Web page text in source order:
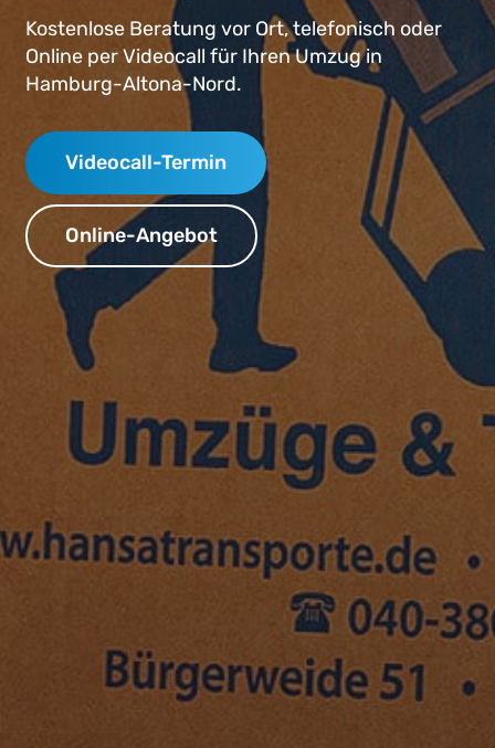
Kostenlose Beratung vor Ort, telefonisch oder
Online per Videocall für Ihren Umzug in
Hamburg-Altona-Nord.
Videocall-Termin
Online-Angebot